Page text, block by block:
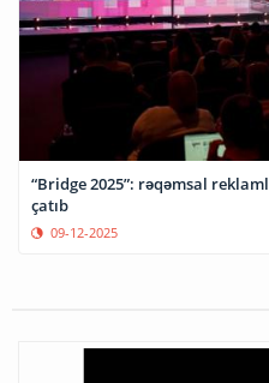
“Bridge 2025”: rəqəmsal
çatıb
09-12-2025